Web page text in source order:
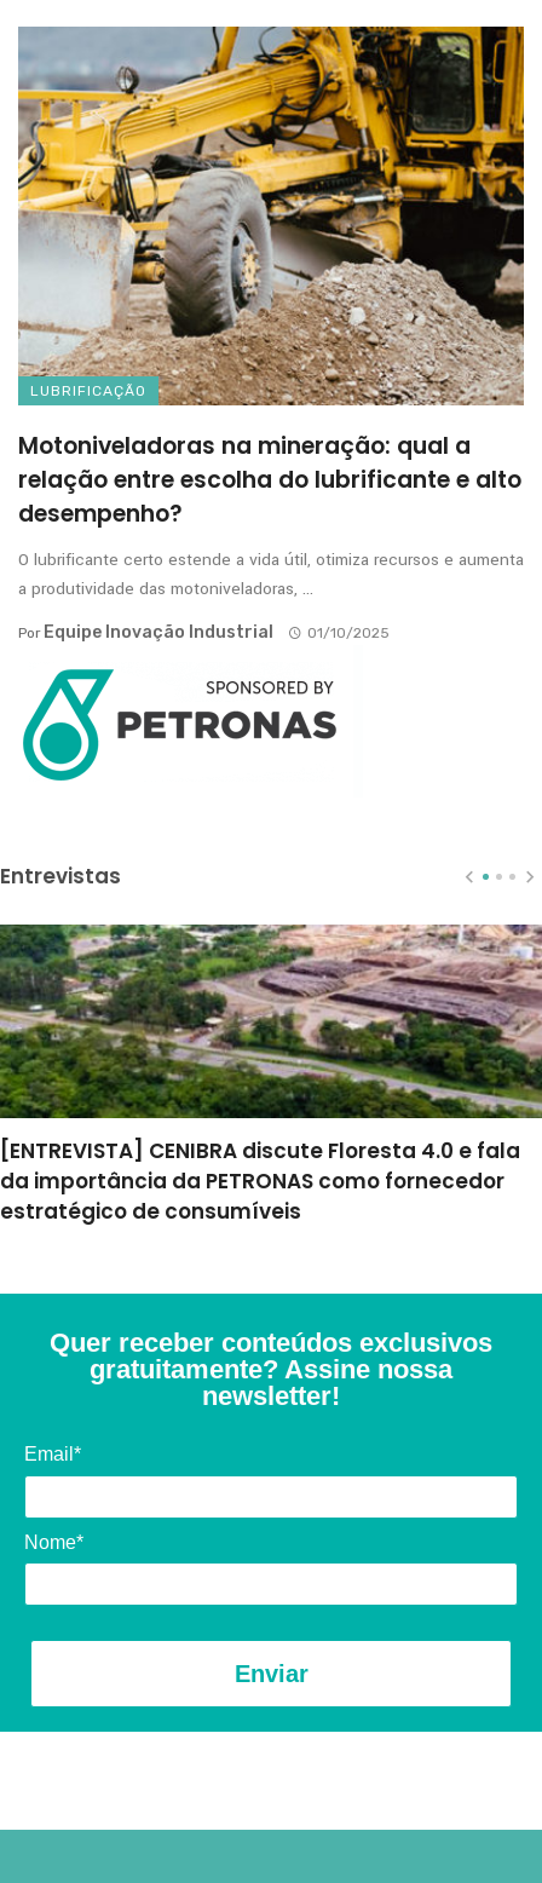
LUBRIFICAÇÃO
Motoniveladoras na mineração: qual a
relação entre escolha do lubrificante e alto
desempenho?
O lubrificante certo estende a vida útil, otimiza recursos e aumenta
a produtividade das motoniveladoras, ...
Por Equipe Inovação Industrial 01/10/2025
Entrevistas
[ENTREVISTA] CENIBRA discute Floresta 4.0 e fala
da importância da PETRONAS como fornecedor
estratégico de consumíveis
Quer receber conteúdos exclusivos
gratuitamente? Assine nossa
newsletter!
Email*
Nome*
Enviar